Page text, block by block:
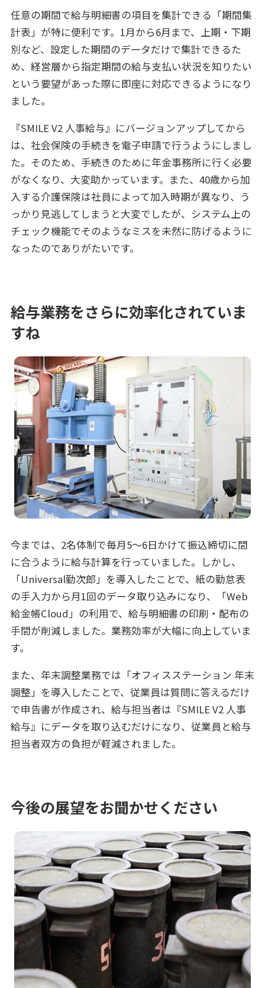
任意の期間で給与明細書の項目を集計できる「期間集
計表」が特に便利です。1月から6月まで、上期・下期
別など、設定した期間のデータだけで集計できるた
め、経営層から指定期間の給与支払い状況を知りたい
という要望があった際に即座に対応できるようになり
ました。
『SMILE V2 人事給与』にバージョンアップしてから
は、社会保険の手続きを電子申請で行うようにしまし
た。そのため、手続きのために年金事務所に行く必要
がなくなり、大変助かっています。また、40歳から加
入する介護保険は社員によって加入時期が異なり、う
っかり見逃してしまうと大変でしたが、システム上の
チェック機能でそのようなミスを未然に防げるように
なったのでありがたいです。
給与業務をさらに効率化されていま
すね
今までは、2名体制で毎月5～6日かけて振込締切に間
に合うように給与計算を行っていました。しかし、
「Universal勤次郎」を導入したことで、紙の勤怠表
の手入力から月1回のデータ取り込みになり、「Web
給金帳Cloud」の利用で、給与明細書の印刷・配布の
手間が削減しました。業務効率が大幅に向上していま
す。
また、年末調整業務では「オフィスステーション 年末
調整」を導入したことで、従業員は質問に答えるだけ
で申告書が作成され、給与担当者は『SMILE V2 人事
給与』にデータを取り込むだけになり、従業員と給与
担当者双方の負担が軽減されました。
今後の展望をお聞かせください